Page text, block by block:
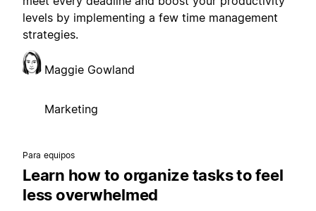
levels by implementing a few time management
strategies.
Maggie Gowland
Marketing
Para equipos
Learn how to organize tasks to feel
less overwhelmed